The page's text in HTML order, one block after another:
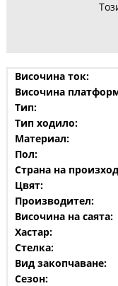
Височина ток:
Височина
Тип:
Тип ходило:
Материал:
Пол:
Страна на
Цвят:
Производител:
Височина на саята:
Хастар:
Стелка:
Вид закопчаване:
Сезон: